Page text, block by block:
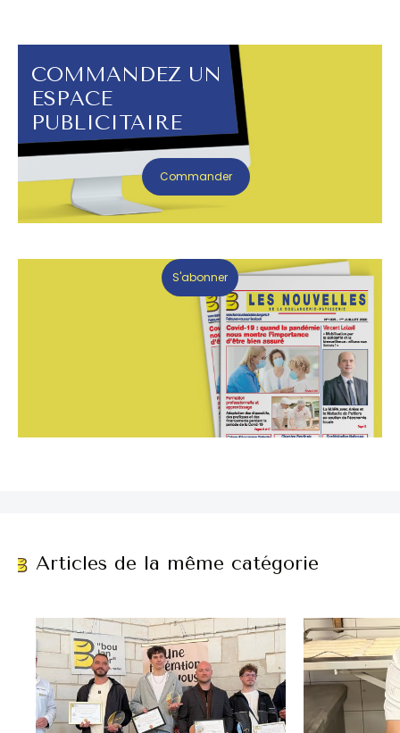
COMMANDEZ UN
ESPACE
PUBLICITAIRE
Commander
S'abonner
Articles de la même catégorie